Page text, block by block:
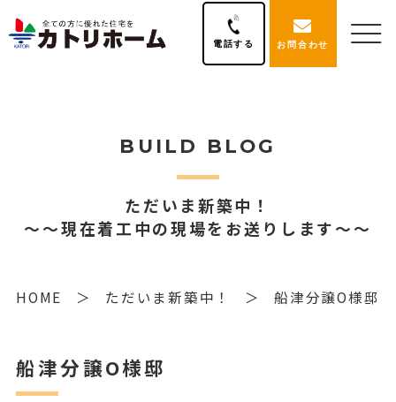
電話する お問合わせ
BUILD BLOG
ただいま新築中！
～～現在着工中の現場をお送りします～～
HOME ただいま新築中！ 船津分譲O様邸
船津分譲O様邸